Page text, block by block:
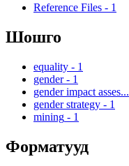
Reference Files - 1
Шошго
equality - 1
gender - 1
gender impact asses...
gender strategy - 1
mining - 1
Форматууд